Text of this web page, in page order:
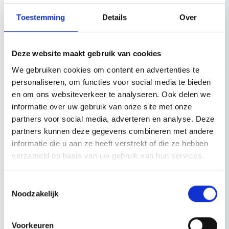
Toestemming Details Over
Deze website maakt gebruik van cookies
We gebruiken cookies om content en advertenties te
personaliseren, om functies voor social media te bieden
en om ons websiteverkeer te analyseren. Ook delen we
informatie over uw gebruik van onze site met onze
partners voor social media, adverteren en analyse. Deze
partners kunnen deze gegevens combineren met andere
informatie die u aan ze heeft verstrekt of die ze hebben
verzameld op basis van uw gebruik van hun services.
Noodzakelijk
Voorkeuren
De kern van het nieuwe vierde lid is dat de opdrachtgever in geval
wanneer hij tijdens het opleverproces geen dan wel onvoldoende
onderzoek naar eventuele gebreken heeft verricht. Met andere
woorden, bij aanneming van bouwwerken is de aannemer
aansprakelijk voor gebreken die bij de oplevering van het
bouwwerk niet zijn ontdekt, tenzij deze gebreken niet aan de
aannemer zijn toe te rekenen. Het uitgangspunt wordt hiermee
dus gewijzigd.
In de aannemingsovereenkomst voor bouwwerken kunnen
partijen, wanneer de opdrachtgever een consument is, hier niet
betreft in dat geval dus dwingend recht. In andere gevallen is het
wel mogelijk om een afwijkende regeling overeen te komen. Dit
regeling zijn. Die afwijking moet dan wel uitdrukkelijk in de